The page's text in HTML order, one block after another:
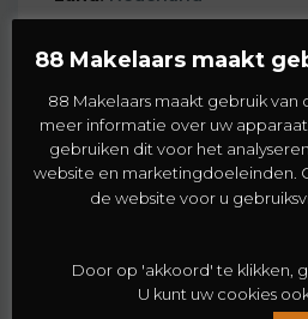
Details
Prijs:€ 265.000
88 Makelaars maakt
88 Makelaars maakt gebruik van
meer informatie over uw
gebruiken dit voor het
website en marketingdoeleinden.
de website voor u
Door op 'akkoord' te klikken,
U kunt uw cookies